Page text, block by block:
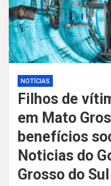
NOTÍCIAS
Filhos de
em Mato
benefícios
Noticias do
Grosso do Sul